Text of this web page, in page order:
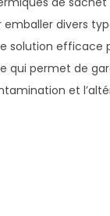
emballer divers
solution efficace
qui permet de
et